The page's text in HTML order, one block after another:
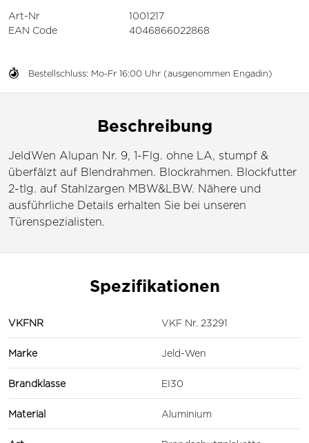
Bestellschluss: Mo-Fr 16:00 Uhr (ausgenommen Engadin)
Art-Nr
1001217
EAN Code
4046866022868
Beschreibung
JeldWen Alupan Nr. 9, 1-Flg. ohne LA, stumpf &
überfälzt auf Blendrahmen. Blockrahmen. Blockfutter
2-tlg. auf Stahlzargen MBW&LBW. Nähere und
ausführliche Details erhalten Sie bei unseren
Türenspezialisten.
Spezifikationen
VKFNR VKF Nr. 23291
Marke Jeld-Wen
Brandklasse EI30
Material Aluminium